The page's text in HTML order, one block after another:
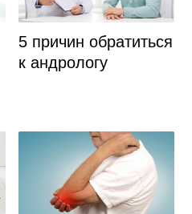
5 причин обратиться
к андрологу